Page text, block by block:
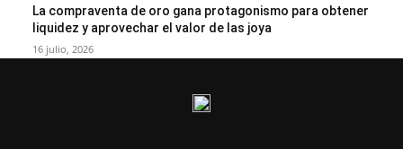
La compraventa de oro gana protagonismo para obtener
liquidez y aprovechar el valor de las joya
16 julio, 2026